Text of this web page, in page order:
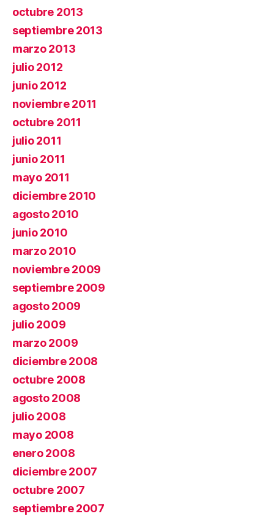
octubre 2013
septiembre 2013
marzo 2013
julio 2012
junio 2012
noviembre 2011
octubre 2011
julio 2011
junio 2011
mayo 2011
diciembre 2010
agosto 2010
junio 2010
marzo 2010
noviembre 2009
septiembre 2009
agosto 2009
julio 2009
marzo 2009
diciembre 2008
octubre 2008
agosto 2008
julio 2008
mayo 2008
enero 2008
diciembre 2007
octubre 2007
septiembre 2007